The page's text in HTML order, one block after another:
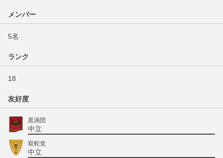
メンバー
5名
ランク
18
友好度
黒渦団
中立
双蛇党
中立